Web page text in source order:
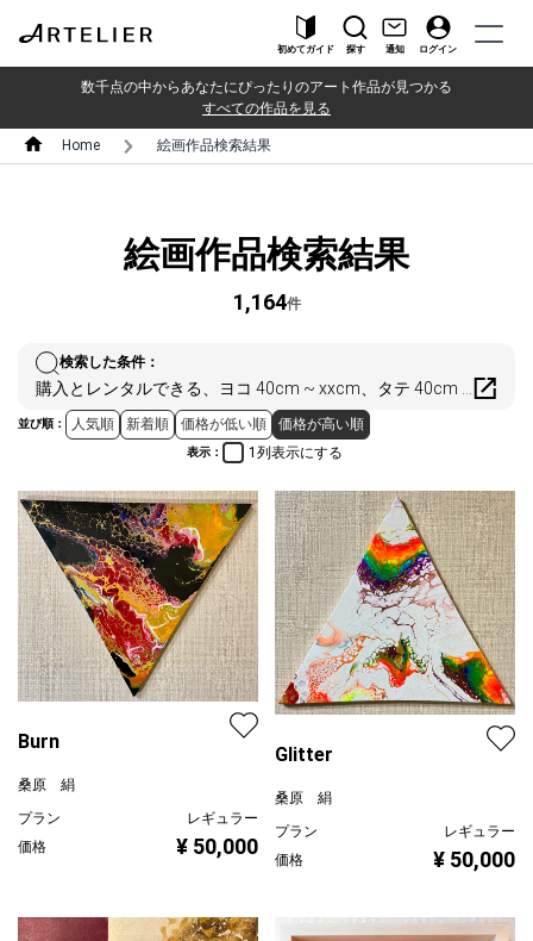
初めてガイド 探す 通知 ログイン
数千点の中からあなたにぴったりのアート作品が見つかる
すべての作品を見る
Home 絵画作品検索結果
絵画作品検索結果
1,164件
検索した条件：
並び順： 人気順 新着順 価格が低い順 価格が高い順
表示： 1列表示にする
Burn
桑原 絹
プラン
レギュラー
価格
¥ 50,000
Glitter
桑原 絹
プラン
レギュラー
価格
¥ 50,000